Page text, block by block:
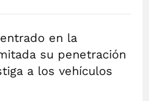
en la
su penetración
a los vehículos